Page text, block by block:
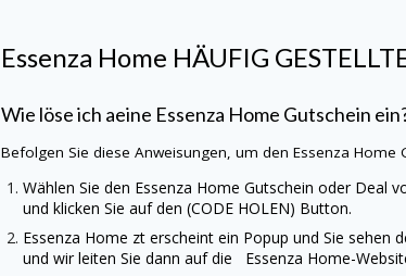
Essenza Home HÄUFIG
Wie löse ich aeine Essenza Home Gutschein
Befolgen Sie diese Anweisungen, um den Essenza Home
Wählen Sie den Essenza Home Gutschein oder Deal
und klicken Sie auf den (CODE HOLEN) Button.
Essenza Home zt erscheint ein Popup und Sie sehen
und wir leiten Sie dann auf die Essenza Home-